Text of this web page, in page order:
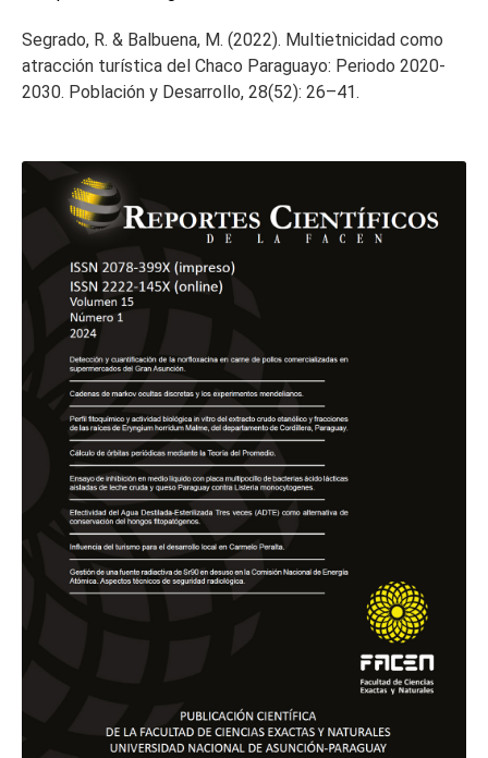
Segrado, R. & Balbuena, M. (2022). Multietnicidad como
atracción turística del Chaco Paraguayo: Periodo 2020-
2030. Población y Desarrollo, 28(52): 26–41.